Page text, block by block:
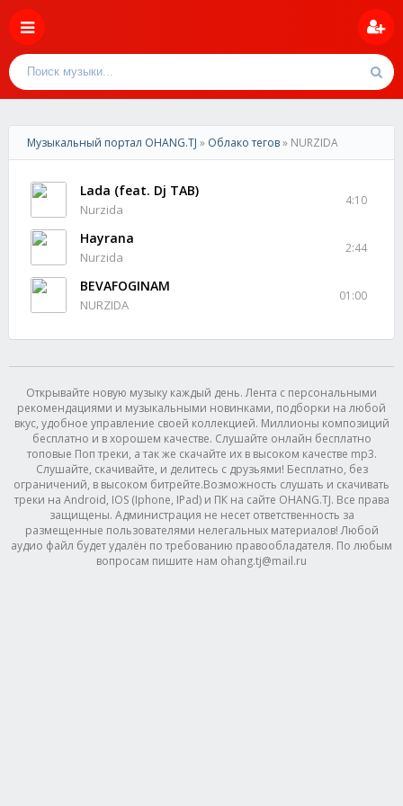
Музыкальный портал OHANG.TJ » Облако тегов» NURZIDA
Lada (feat. Dj TAB)
Nurzida
4:10
Hayrana
Nurzida
2:44
BEVAFOGINAM
NURZIDA
01:00
Открывайте новую музыку каждый день. Лента с персональными
рекомендациями и музыкальными новинками, подборки на любой
вкус, удобное управление своей коллекцией. Миллионы композиций
бесплатно и в хорошем качестве. Слушайте онлайн бесплатно
топовые Поп треки, а так же скачайте их в высоком качестве mp3.
Слушайте, скачивайте, и делитесь с друзьями! Бесплатно, без
ограничений, в высоком битрейте.Возможность слушать и скачивать
треки на Android, IOS (Iphone, IPad) и ПК на сайте OHANG.TJ. Все права
защищены. Администрация не несет ответственность за
размещенные пользователями нелегальных материалов! Любой
аудио файл будет удалён по требованию правообладателя. По любым
вопросам пишите нам ohang.tj@mail.ru